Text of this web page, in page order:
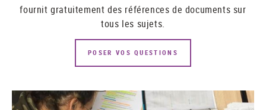
fournit gratuitement des références de documents sur
tous les sujets.
POSER VOS QUESTIONS